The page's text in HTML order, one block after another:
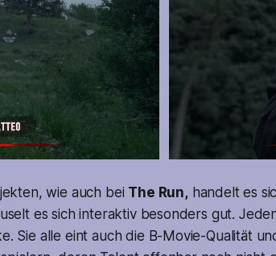
wie auch bei The Run, handelt es
es sich interaktiv besonders gut.
Sie alle eint auch die B-Movie-Qualität